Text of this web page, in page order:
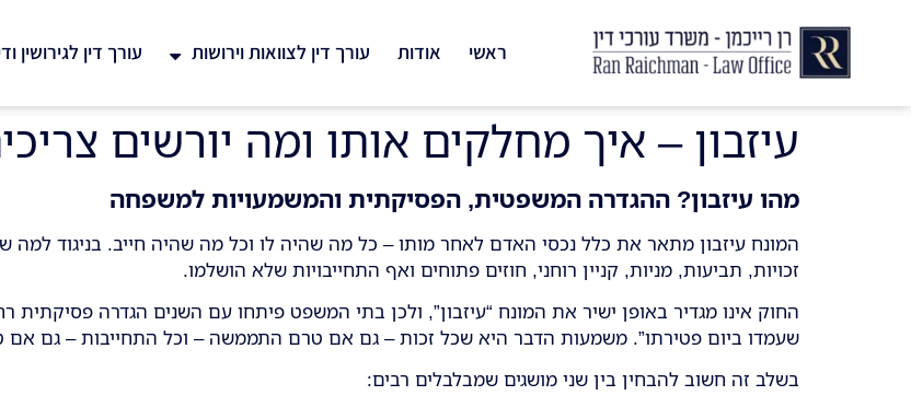
ראשי אודות עורך דין לצוואות וירושות עורך דין לגירושין
עיזבון – איך מחלקים אותו ומה יורשים
מהו עיזבון? ההגדרה המשפטית, הפסיקתית והמשמעויות למשפחה
המונח עיזבון מתאר את כלל נכסי האדם לאחר מותו – כל מה שהיה לו וכל מה שהיה חייב. בניגוד למה
זכויות, תביעות, מניות, קניין רוחני, חוזים פתוחים ואף התחייבויות שלא הושלמו.
החוק אינו מגדיר באופן ישיר את המונח “עיזבון”, ולכן בתי המשפט פיתחו עם השנים הגדרה פסיקתית
שעמדו ביום פטירתו”. משמעות הדבר היא שכל זכות – גם אם טרם התממשה – וכל התחייבות – גם אם
בשלב זה חשוב להבחין בין שני מושגים שמבלבלים רבים: